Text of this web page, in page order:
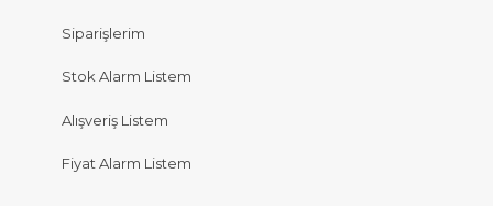
Siparişlerim
Stok Alarm Listem
Alışveriş Listem
Fiyat Alarm Listem